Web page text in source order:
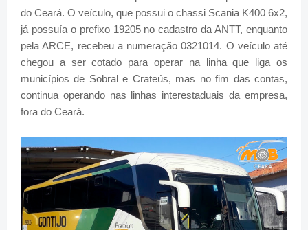
do Ceará. O veículo, que possui o chassi Scania K400 6x2,
já possuía o prefixo 19205 no cadastro da ANTT, enquanto
pela ARCE, recebeu a numeração 0321014. O veículo até
chegou a ser cotado para operar na linha que liga os
municípios de Sobral e Crateús, mas no fim das contas,
continua operando nas linhas interestaduais da empresa,
fora do Ceará.